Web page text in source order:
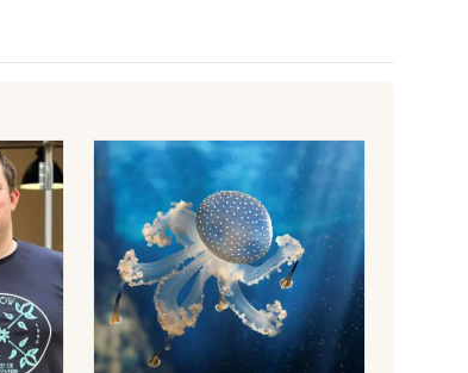
29 - Finistère
Choisir mes départements